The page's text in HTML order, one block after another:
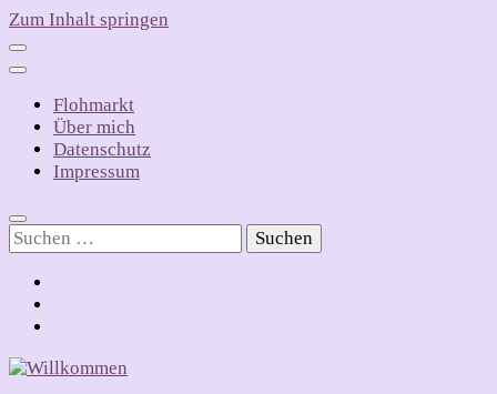
Zum Inhalt springen
Flohmarkt
Über mich
Datenschutz
Impressum
Suchen
nach: